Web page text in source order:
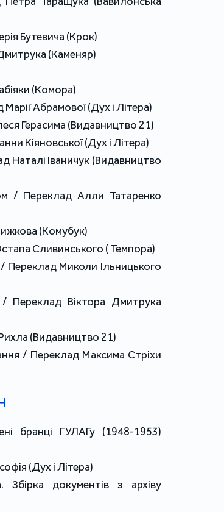
Бутевича (Крок)
(Каменяр)
(Комора)
Абрамової (Дух і Літера)
Герасима (Видавництво 21)
Кіяновської (Дух і Літера)
Наталі Іваничук (Видавництво
/ Переклад Алли Татаренко
(Комубук)
Сливинського ( Темпора)
Переклад Миколи Ільницького
Переклад Віктора Дмитрука
(Видавництво 21)
/ Переклад Максима Стріхи
бранці ГУЛАГу (1948-1953)
(Дух і Літера)
Збірка документів з архіву